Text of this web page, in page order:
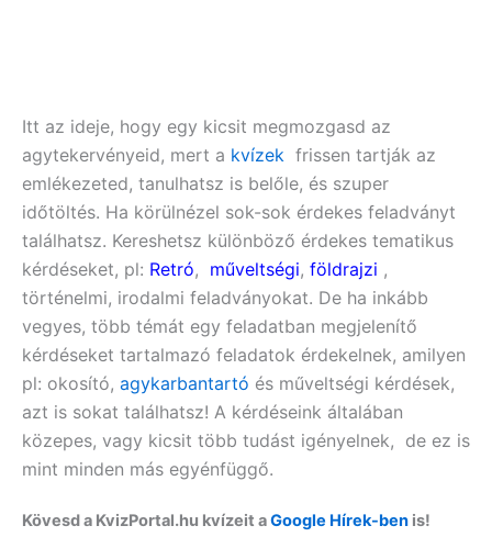
Itt az ideje, hogy egy kicsit megmozgasd az
agytekervényeid, mert a kvízek frissen tartják az
emlékezeted, tanulhatsz is belőle, és szuper
időtöltés. Ha körülnézel sok-sok érdekes feladványt
találhatsz. Kereshetsz különböző érdekes tematikus
kérdéseket, pl: Retró, műveltségi, földrajzi ,
történelmi, irodalmi feladványokat. De ha inkább
vegyes, több témát egy feladatban megjelenítő
kérdéseket tartalmazó feladatok érdekelnek, amilyen
pl: okosító, agykarbantartó és műveltségi kérdések,
azt is sokat találhatsz! A kérdéseink általában
közepes, vagy kicsit több tudást igényelnek, de ez is
mint minden más egyénfüggő.
Kövesd a KvizPortal.hu kvízeit aGoogle Hírek-ben is!